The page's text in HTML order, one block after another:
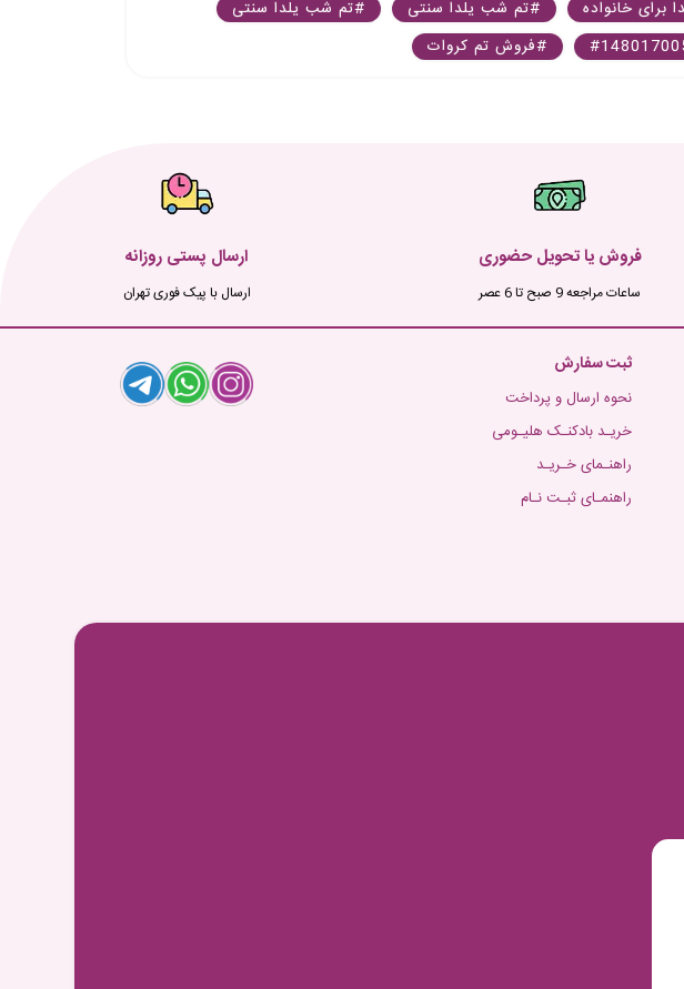
برای خانواده #تم شب یلدا سنتی
#تم شب یلدا سنتی
#فروش تم کروات
فروش یا تحویل حضوری
ساعات مراجعه 9 صبح تا 6 عصر
ارسال پستی روزانه
ارسال با پیک فوری تهران
ثبت سفارش
نحوه ارسال و پرداخت
خریـد بادکنـک هلیـومی
راهنـمای خـریـد
راهنمـای ثبـت نـام